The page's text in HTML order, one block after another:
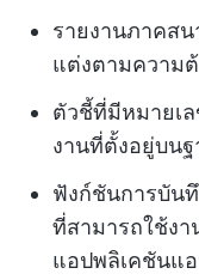
รายงานภาคส
แต่งตามความ
ตัวชี้ที่มีหมายเ
งานที่ตั้งอยู่บน
ฟังก์ชันการบัน
ที่สามารถใช้งา
แอปพลิเคชันแ